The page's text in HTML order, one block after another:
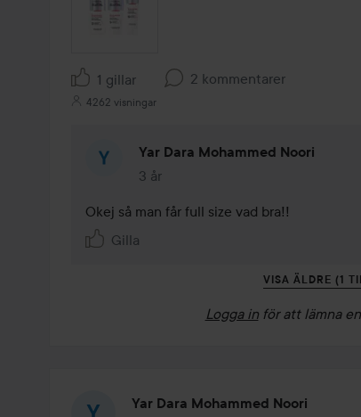
1 gillar 2 kommentarer
4262 visningar
Yar Dara Mohammed Noori
3 år
Kommentaren lades 3 år
Okej så man får full size vad bra!!
Gilla
VISA ÄLDRE (1
Logga in för att lämna
Yar Dara Mohammed Noori